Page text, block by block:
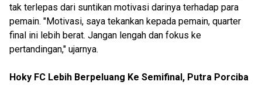
tak terlepas dari suntikan motivasi darinya terhadap para
pemain. "Motivasi, saya tekankan kepada pemain, quarter
final ini lebih berat. Jangan lengah dan fokus ke
pertandingan," ujarnya.
Hoky FC Lebih Berpeluang Ke Semifinal, Putra Porciba